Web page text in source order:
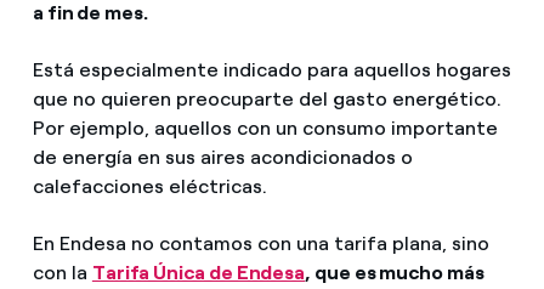
a fin de mes.
Está especialmente indicado para aquellos hogares
que no quieren preocuparte del gasto energético.
Por ejemplo, aquellos con un consumo importante
de energía en sus aires acondicionados o
calefacciones eléctricas.
En Endesa no contamos con una tarifa plana, sino
con la Tarifa Única de Endesa, que es mucho más